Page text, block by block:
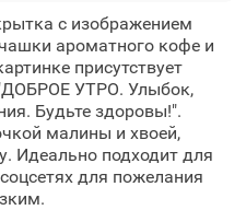
с изображением
ароматного кофе и
присутствует
УТРО. Улыбок,
Будьте здоровы!".
малины и хвоей,
Идеально подходит для
для пожелания